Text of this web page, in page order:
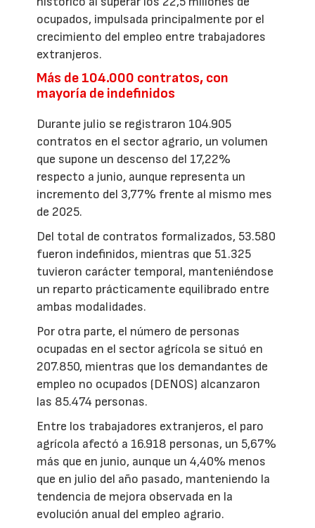
ocupados, impulsada principalmente por el
crecimiento del empleo entre trabajadores
extranjeros.
Más de 104.000 contratos, con
mayoría de indefinidos
Durante julio se registraron 104.905
contratos en el sector agrario, un volumen
que supone un descenso del 17,22%
respecto a junio, aunque representa un
incremento del 3,77% frente al mismo mes
de 2025.
Del total de contratos formalizados, 53.580
fueron indefinidos, mientras que 51.325
tuvieron carácter temporal, manteniéndose
un reparto prácticamente equilibrado entre
ambas modalidades.
Por otra parte, el número de personas
ocupadas en el sector agrícola se situó en
207.850, mientras que los demandantes de
empleo no ocupados (DENOS) alcanzaron
las 85.474 personas.
Entre los trabajadores extranjeros, el paro
agrícola afectó a 16.918 personas, un 5,67%
más que en junio, aunque un 4,40% menos
que en julio del año pasado, manteniendo la
tendencia de mejora observada en la
evolución anual del empleo agrario.